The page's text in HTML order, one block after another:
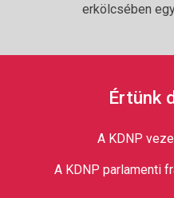
erkölcsében
Értünk
A KDNP
A KDNP parlamenti